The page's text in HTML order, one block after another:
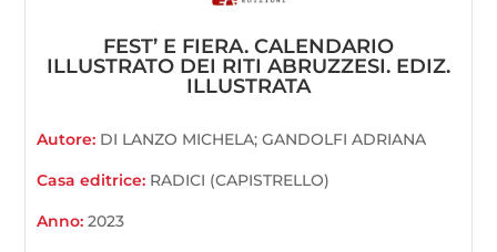
FEST’ E FIERA. CALENDARIO
ILLUSTRATO DEI RITI ABRUZZESI. EDIZ.
ILLUSTRATA
Autore: DI LANZO MICHELA; GANDOLFI ADRIANA
Casa editrice: RADICI (CAPISTRELLO)
Anno:2023